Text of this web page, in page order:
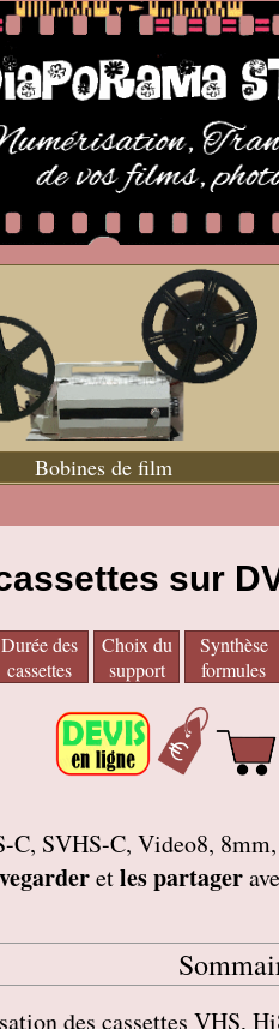
Bobines de film
sur
Durée des
cassettes
Choix du
support
Synthèse
formules
C, SVHS-C, Video8,
etles partager
des cassettes VHS,